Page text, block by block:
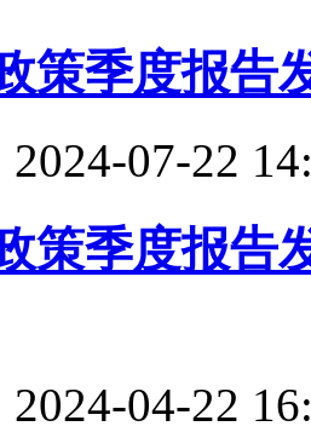
策季度报告
07-22
策季度报告
04-22